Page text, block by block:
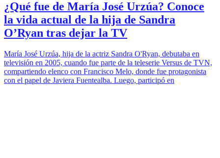
¿Qué fue de María José Urzúa? Conoce
la vida actual de la hija de Sandra
O’Ryan tras dejar la TV
María José Urzúa, hija de la actriz Sandra O'Ryan, debutaba en
televisión en 2005, cuando fue parte de la teleserie Versus de TVN,
compartiendo elenco con Francisco Melo, donde fue protagonista
con el papel de Javiera Fuentealba. Luego, participó en